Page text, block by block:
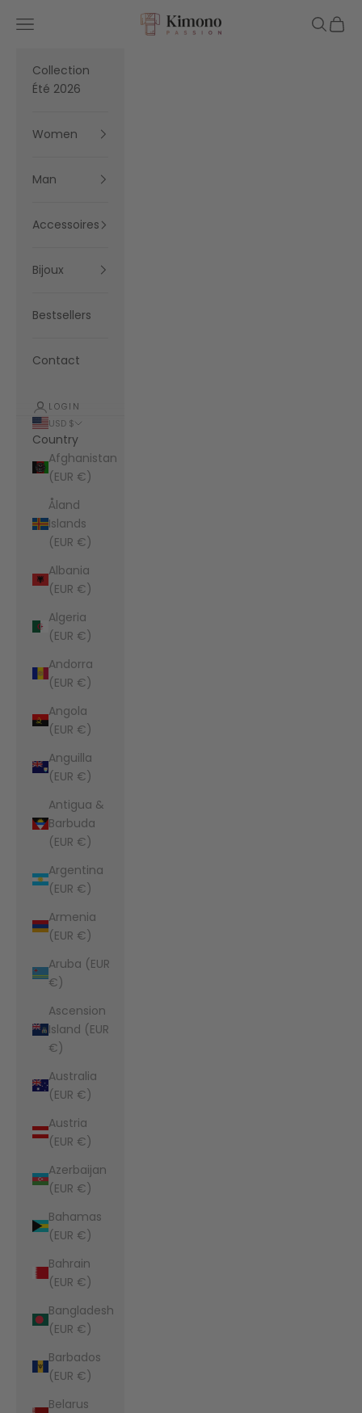
Kimono Passion
Navigation menu Search
Cart
Collection
Été 2026
Women
Man
Accessoires
Bijoux
Bestsellers
Contact
LOGIN
USD $
Country
Afghanistan
(EUR €)
Åland
Islands
(EUR €)
Albania
(EUR €)
Algeria
(EUR €)
Andorra
(EUR €)
Angola
(EUR €)
Anguilla
(EUR €)
Antigua &
Barbuda
(EUR €)
Argentina
(EUR €)
Armenia
(EUR €)
Aruba (EUR
€)
Ascension
Island (EUR
€)
Australia
(EUR €)
Austria
(EUR €)
Azerbaijan
(EUR €)
Bahamas
(EUR €)
Bahrain
(EUR €)
Bangladesh
(EUR €)
Barbados
(EUR €)
Belarus